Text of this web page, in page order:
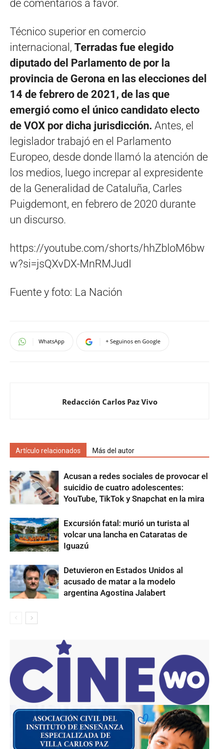
de comentarios a favor.
Técnico superior en comercio
internacional, Terradas fue elegido
diputado del Parlamento de por la
provincia de Gerona en las elecciones del
14 de febrero de 2021, de las que
emergió como el único candidato electo
de VOX por dicha jurisdicción. Antes, el
legislador trabajó en el Parlamento
Europeo, desde donde llamó la atención de
los medios, luego increpar al expresidente
de la Generalidad de Cataluña, Carles
Puigdemont, en febrero de 2020 durante
un discurso.
https://youtube.com/shorts/hhZbloM6bw
w?si=jsQXvDX-MnRMJudI
Fuente y foto: La Nación
WhatsApp + Seguinos en Google
Redacción Carlos Paz Vivo
Artículo relacionados Más del autor
Acusan a redes sociales de provocar el
suicidio de cuatro adolescentes:
YouTube, TikTok y Snapchat en la mira
Excursión fatal: murió un turista al
volcar una lancha en Cataratas de
Iguazú
Detuvieron en Estados Unidos al
acusado de matar a la modelo
argentina Agostina Jalabert